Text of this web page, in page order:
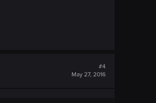
#4
May 27, 2016